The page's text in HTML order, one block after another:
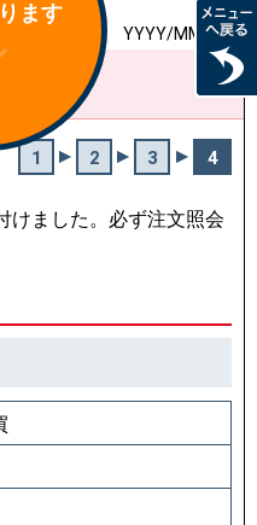
ます
YYYY/MM/DD
1 2 3 4
けました。必ず注文照会